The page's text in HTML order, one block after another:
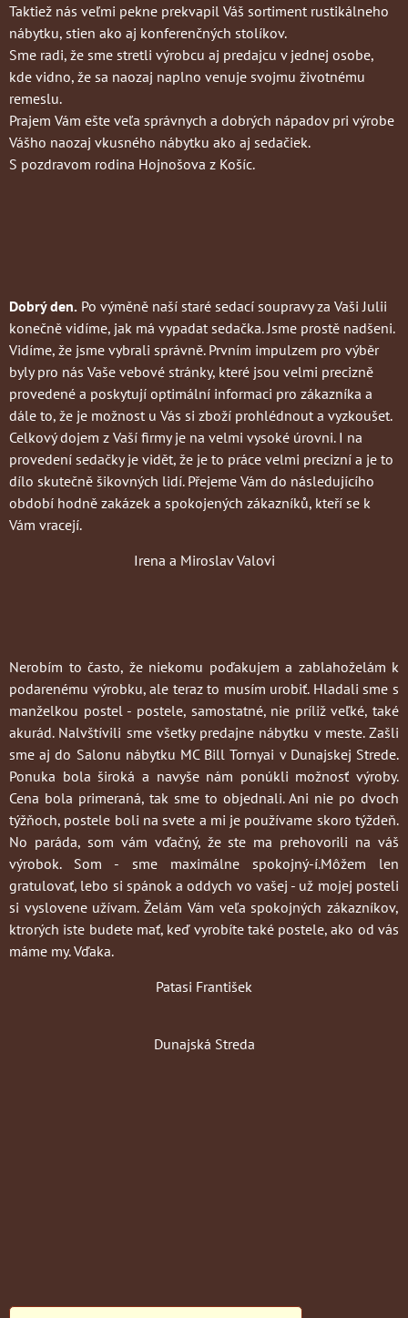
Taktiež nás veľmi pekne prekvapil Váš sortiment rustikálneho
nábytku, stien ako aj konferenčných stolíkov.
Sme radi, že sme stretli výrobcu aj predajcu v jednej osobe,
kde vidno, že sa naozaj naplno venuje svojmu životnému
remeslu.
Prajem Vám ešte veľa správnych a dobrých nápadov pri výrobe
Vášho naozaj vkusného nábytku ako aj sedačiek.
S pozdravom rodina Hojnošova z Košíc.
Dobrý den. Po výměně naší staré sedací soupravy za Vaši Julii
konečně vidíme, jak má vypadat sedačka. Jsme prostě nadšeni.
Vidíme, že jsme vybrali správně. Prvním impulzem pro výběr
byly pro nás Vaše vebové stránky, které jsou velmi precizně
provedené a poskytují optimální informaci pro zákazníka a
dále to, že je možnost u Vás si zboží prohlédnout a vyzkoušet.
Celkový dojem z Vaší firmy je na velmi vysoké úrovni. I na
provedení sedačky je vidět, že je to práce velmi precizní a je to
dílo skutečně šikovných lidí. Přejeme Vám do následujícího
období hodně zakázek a spokojených zákazníků, kteří se k
Vám vracejí.
Irena a Miroslav Valovi
Nerobím to často, že niekomu poďakujem a zablahoželám k
podarenému výrobku, ale teraz to musím urobiť. Hladali sme s
manželkou postel - postele, samostatné, nie príliž veľké, také
akurád. Nalvštívili sme všetky predajne nábytku v meste. Zašli
sme aj do Salonu nábytku MC Bill Tornyai v Dunajskej Strede.
Ponuka bola široká a navyše nám ponúkli možnosť výroby.
Cena bola primeraná, tak sme to objednali. Ani nie po dvoch
týžňoch, postele boli na svete a mi je používame skoro týždeň.
No paráda, som vám vďačný, že ste ma prehovorili na váš
výrobok. Som - sme maximálne spokojný-í.Môžem len
gratulovať, lebo si spánok a oddych vo vašej - už mojej posteli
si vyslovene užívam. Želám Vám veľa spokojných zákazníkov,
ktrorých iste budete mať, keď vyrobíte také postele, ako od vás
máme my. Vďaka.
Patasi František
Dunajská Streda